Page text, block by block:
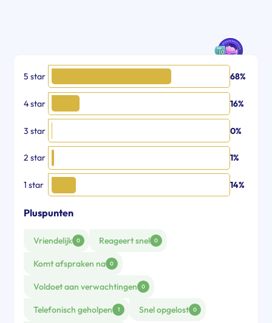
5 star 68%
4 star 16%
3 star 0%
2 star 1%
1 star 14%
Pluspunten
Vriendelijk 0 Reageert snel 0
Komt afspraken na 0
Voldoet aan verwachtingen 0
Telefonisch geholpen 1 Snel opgelost 0